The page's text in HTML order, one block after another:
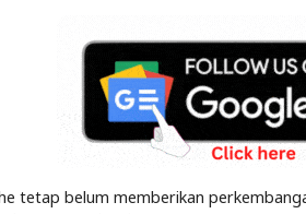
tetap belum memberikan